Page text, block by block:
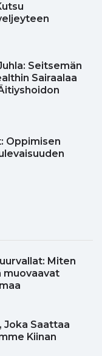
Seitsemän
Sairaalaa
Oppimisen
Miten
muovaavat
Joka Saattaa
Kiinan